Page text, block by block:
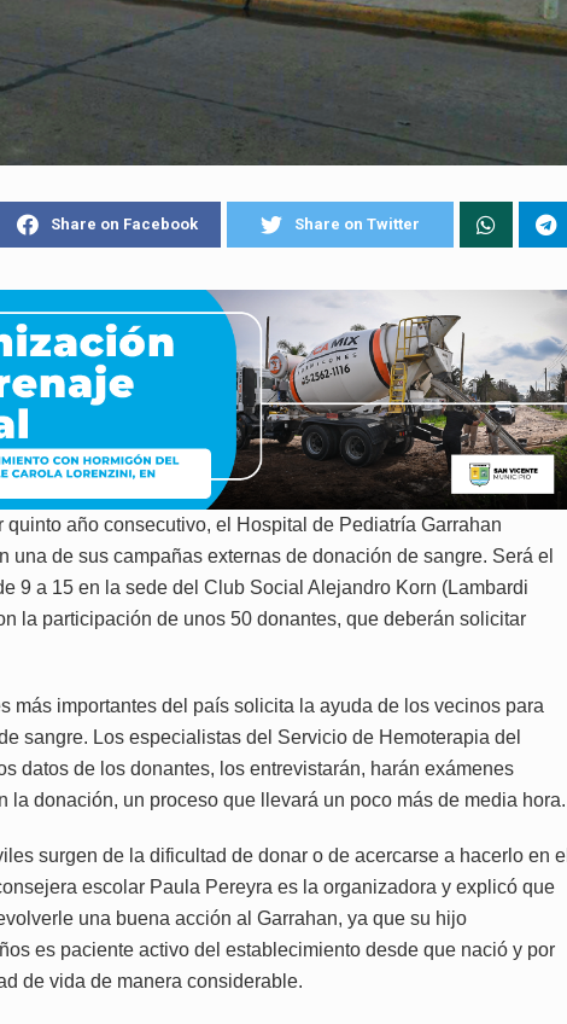
Share on Facebook Share on Twitter
quinto año consecutivo, el Hospital de Pediatría Garrahan
una de sus campañas externas de donación de sangre. Será el
9 a 15 en la sede del Club Social Alejandro Korn (Lambardi
la participación de unos 50 donantes, que deberán solicitar
más importantes del país solicita la ayuda de los vecinos para
sangre. Los especialistas del Servicio de Hemoterapia del
datos de los donantes, los entrevistarán, harán exámenes
la donación, un proceso que llevará un poco más de media hora.
surgen de la dificultad de donar o de acercarse a hacerlo en el
escolar Paula Pereyra es la organizadora y explicó que
una buena acción al Garrahan, ya que su hijo
es paciente activo del establecimiento desde que nació y por
de vida de manera considerable.